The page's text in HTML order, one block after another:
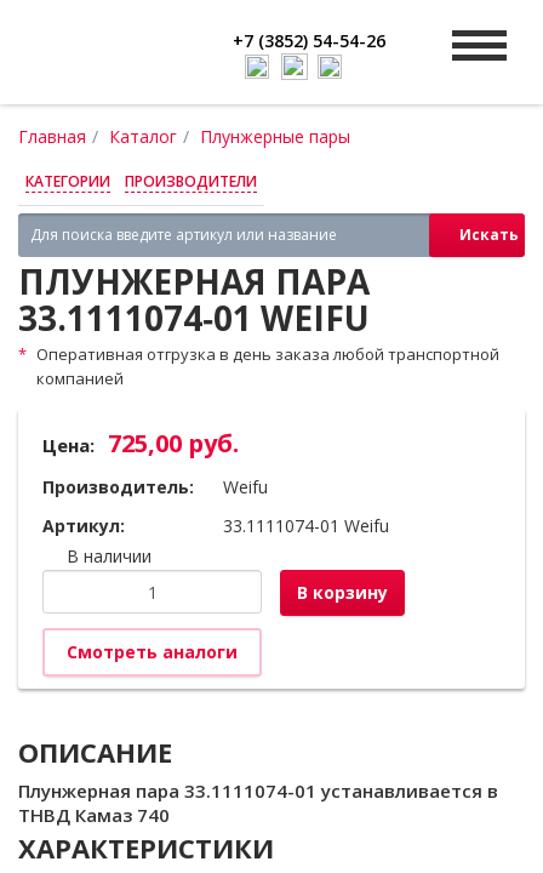
+7 (3852) 54-54-26
Главная Каталог Плунжерные пары
КАТЕГОРИИ ПРОИЗВОДИТЕЛИ
Искать
ПЛУНЖЕРНАЯ ПАРА
33.1111074‑01 WEIFU
Оперативная отгрузка в день заказа любой транспортной
компанией
Цена: 725,00 руб.
Производитель:
Weifu
Артикул:
33.1111074-01 Weifu
В наличии
В корзину
Смотреть аналоги
ОПИСАНИЕ
Плунжерная пара 33.1111074-01 устанавливается в
ТНВД Камаз 740
ХАРАКТЕРИСТИКИ